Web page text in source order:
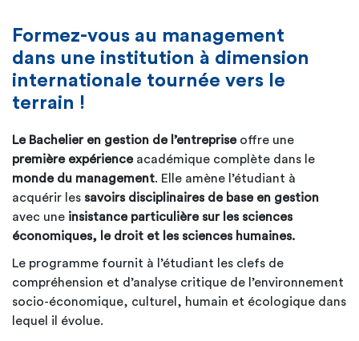
Formez-vous au management
dans une institution à dimension
internationale tournée vers le
terrain !
Le Bachelier en gestion de l’entrepriseoffre une
première expérienceacadémique complète dans le
monde du management. Elle amène l’étudiant à
acquérir les savoirs disciplinaires de base en gestion
avec une insistance particulière sur les sciences
économiques, le droit et les sciences humaines.
Le programme fournit à l’étudiant les clefs de
compréhension et d’analyse critique de l’environnement
socio-économique, culturel, humain et écologique dans
lequel il évolue.